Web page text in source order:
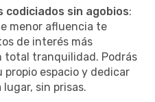
sin agobios:
menor afluencia te
de interés más
total tranquilidad. Podrás
espacio y dedicar
sin prisas.